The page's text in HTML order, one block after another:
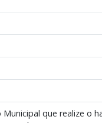
que realize o